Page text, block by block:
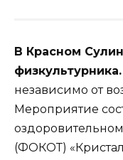
В Красном
физкультурника.
независимо от
Мероприятие
(ФОКОТ)